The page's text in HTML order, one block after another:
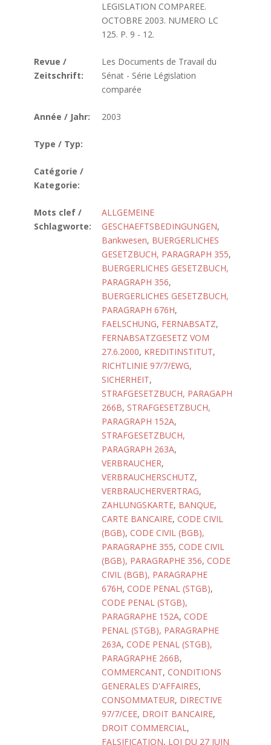
LEGISLATION COMPAREE.
OCTOBRE 2003. NUMERO LC
125. P. 9 - 12.
Revue /
Zeitschrift:
Les Documents de Travail du
Sénat - Série Législation
comparée
Année / Jahr: 2003
Type / Typ:
Catégorie /
Kategorie:
Mots clef /
Schlagworte:
ALLGEMEINE
GESCHAEFTSBEDINGUNGEN,
Bankwesen, BUERGERLICHES
GESETZBUCH, PARAGRAPH 355,
BUERGERLICHES GESETZBUCH,
PARAGRAPH 356,
BUERGERLICHES GESETZBUCH,
PARAGRAPH 676H,
FAELSCHUNG, FERNABSATZ,
FERNABSATZGESETZ VOM
27.6.2000, KREDITINSTITUT,
RICHTLINIE 97/7/EWG,
SICHERHEIT,
STRAFGESETZBUCH, PARAGAPH
266B, STRAFGESETZBUCH,
PARAGRAPH 152A,
STRAFGESETZBUCH,
PARAGRAPH 263A,
VERBRAUCHER,
VERBRAUCHERSCHUTZ,
VERBRAUCHERVERTRAG,
ZAHLUNGSKARTE, BANQUE,
CARTE BANCAIRE, CODE CIVIL
(BGB), CODE CIVIL (BGB),
PARAGRAPHE 355, CODE CIVIL
(BGB), PARAGRAPHE 356, CODE
CIVIL (BGB), PARAGRAPHE
676H, CODE PENAL (STGB),
CODE PENAL (STGB),
PARAGRAPHE 152A, CODE
PENAL (STGB), PARAGRAPHE
263A, CODE PENAL (STGB),
PARAGRAPHE 266B,
COMMERCANT, CONDITIONS
GENERALES D'AFFAIRES,
CONSOMMATEUR, DIRECTIVE
97/7/CEE, DROIT BANCAIRE,
DROIT COMMERCIAL,
FALSIFICATION, LOI DU 27 JUIN